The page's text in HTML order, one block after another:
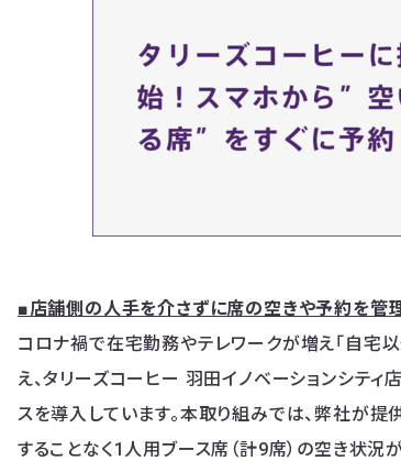
■店舗側の人手を介さずに席の空きや予約を管
コロナ禍で在宅勤務やテレワークが増え「自宅
え、タリーズコーヒー 羽田イノベーションシテ
スを導入しています。本取り組みでは、弊社が
することなく1人用ブース席（計9席）の空き状況